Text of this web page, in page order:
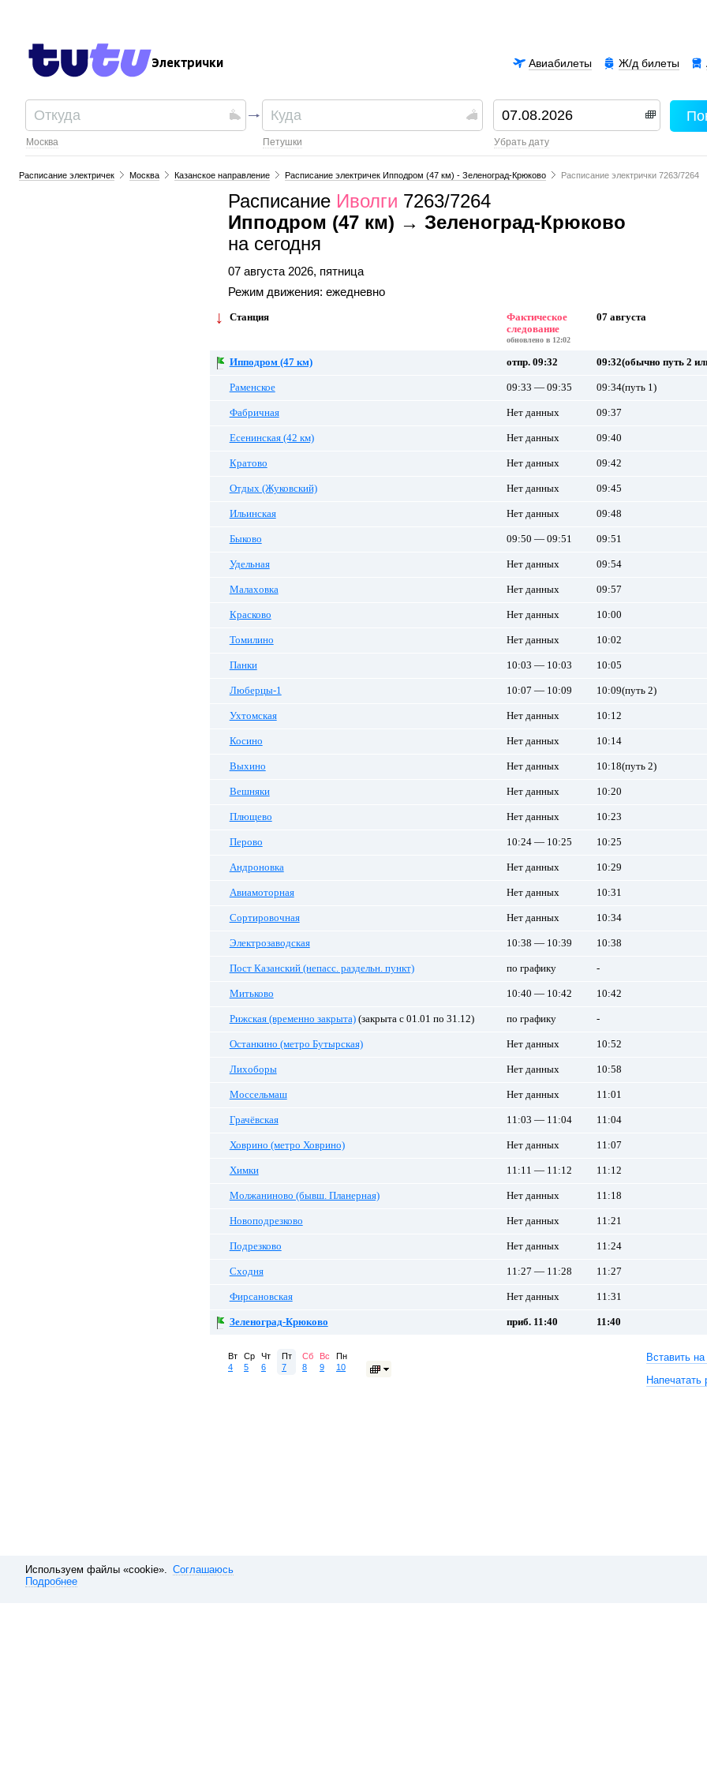
Электрички Ж/д билеты
Авиабилеты
Москва Петушки убрать дату
Расписание электричек Москва Казанское направление Расписание электричек Ипподром (47 км) - Зеленоград-Крюково Расписание электрички 7263/7264
Расписание Иволги 7263/7264
Ипподром (47 км) → Зеленоград-Крюково
на сегодня
07 августа 2026, пятница
Режим движения: ежедневно
Станция
Фактическое
следование
обновлено в 12:02
07 августа
Ипподром (47 км) отпр. 09:32 09:32(обычно путь 2
Раменское 09:33 — 09:35 09:34(путь 1)
Фабричная Нет данных 09:37
Есенинская (42 км) Нет данных 09:40
Кратово Нет данных 09:42
Отдых (Жуковский) Нет данных 09:45
Ильинская Нет данных 09:48
Быково 09:50 — 09:51 09:51
Удельная Нет данных 09:54
Малаховка Нет данных 09:57
Красково Нет данных 10:00
Томилино Нет данных 10:02
Панки 10:03 — 10:03 10:05
Люберцы-1 10:07 — 10:09 10:09(путь 2)
Ухтомская Нет данных 10:12
Косино Нет данных 10:14
Выхино Нет данных 10:18(путь 2)
Вешняки Нет данных 10:20
Плющево Нет данных 10:23
Перово 10:24 — 10:25 10:25
Андроновка Нет данных 10:29
Авиамоторная Нет данных 10:31
Сортировочная Нет данных 10:34
Электрозаводская 10:38 — 10:39 10:38
Пост Казанский (непасс. раздельн. пункт) по графику -
Митьково 10:40 — 10:42 10:42
Рижская (временно закрыта)(закрыта с 01.01 по 31.12) по графику -
Останкино (метро Бутырская) Нет данных 10:52
Лихоборы Нет данных 10:58
Моссельмаш Нет данных 11:01
Грачёвская 11:03 — 11:04 11:04
Ховрино (метро Ховрино) Нет данных 11:07
Химки 11:11 — 11:12 11:12
Молжаниново (бывш. Планерная) Нет данных 11:18
Новоподрезково Нет данных 11:21
Подрезково Нет данных 11:24
Сходня 11:27 — 11:28 11:27
Фирсановская Нет данных 11:31
Зеленоград-Крюково приб. 11:40 11:40
Вт
4
Ср
5
Чт
6
Пт
7
Сб
8
Вс
9
Пн
10
Вставить
Напечатать
Используем файлы «cookie». Соглашаюсь
Подробнее